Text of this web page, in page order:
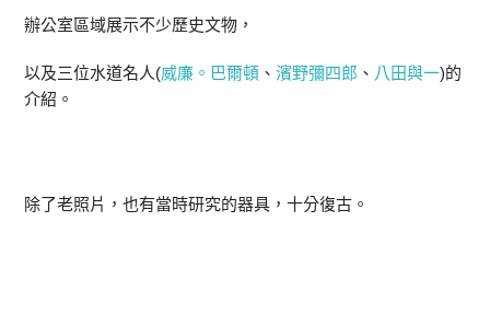
辦公室區域展示不少歷史文物，
以及三位水道名人(威廉。巴爾頓 、濱野彌四郎 、 八田與一)的
介紹。
除了老照片，也有當時研究的器具，十分復古。